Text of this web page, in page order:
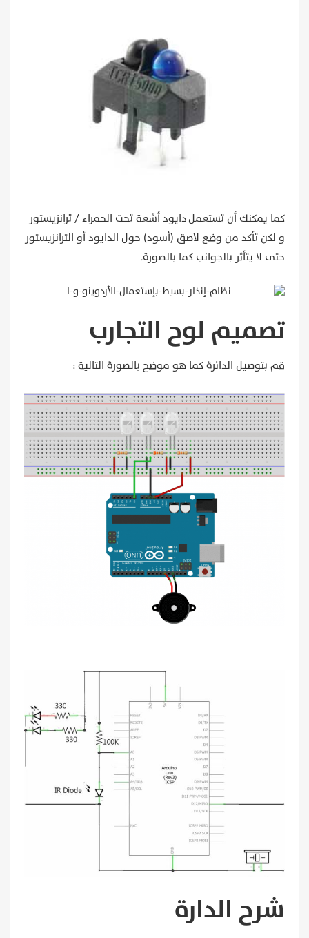
كما يمكنك أن تستعمل دايود أشعة تحت الحمراء / ترانزيستور
و لكن تأكد من وضع لاصق (أسود) حول الدايود أو الترانزيستور
حتى لا يتأثر بالجوانب كما بالصورة.
تصميم لوح التجارب
قم بتوصيل الدائرة كما هو موضح بالصورة التالية :
شرح الدارة